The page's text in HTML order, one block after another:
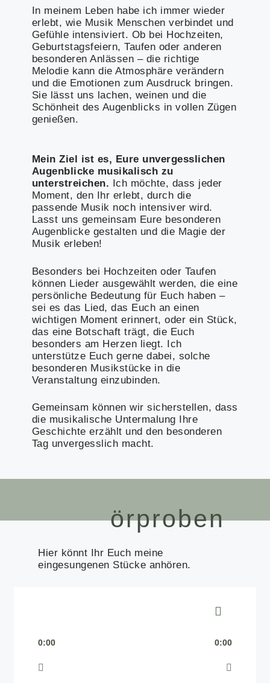
In meinem Leben habe ich immer wieder
erlebt, wie Musik Menschen verbindet und
Gefühle intensiviert. Ob bei Hochzeiten,
Geburtstagsfeiern, Taufen oder anderen
besonderen Anlässen – die richtige
Melodie kann die Atmosphäre verändern
und die Emotionen zum Ausdruck bringen.
Sie lässt uns lachen, weinen und die
Schönheit des Augenblicks in vollen Zügen
genießen.
Mein Ziel ist es, Eure unvergesslichen
Augenblicke musikalisch zu
unterstreichen. Ich möchte, dass jeder
Moment, den Ihr erlebt, durch die
passende Musik noch intensiver wird.
Lasst uns gemeinsam Eure besonderen
Augenblicke gestalten und die Magie der
Musik erleben!
Besonders bei Hochzeiten oder Taufen
können Lieder ausgewählt werden, die eine
persönliche Bedeutung für Euch haben –
sei es das Lied, das Euch an einen
wichtigen Moment erinnert, oder ein Stück,
das eine Botschaft trägt, die Euch
besonders am Herzen liegt. Ich
unterstütze Euch gerne dabei, solche
besonderen Musikstücke in die
Veranstaltung einzubinden.
Gemeinsam können wir sicherstellen, dass
die musikalische Untermalung Ihre
Geschichte erzählt und den besonderen
Tag unvergesslich macht.
örproben
Hier könnt Ihr Euch meine
eingesungenen Stücke anhören.
0:00 0:00